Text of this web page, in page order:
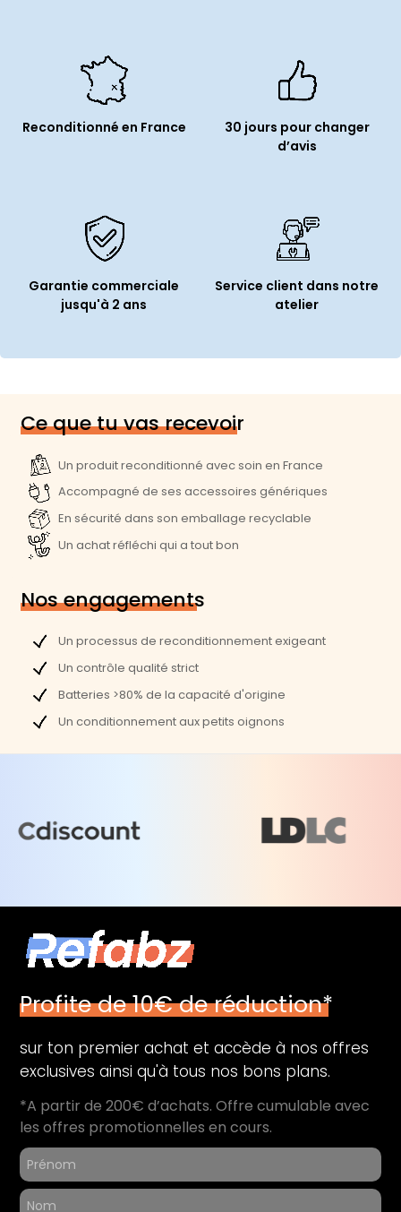
Entrée audio (microphone) :
Sortie audio (casque/ HP) :
USB 2.0 : 2
DisplayPort : 2
Ethernet (RJ45) :
Informations générales
Cable d'alimentation
Spécificités techniques
Usages :
Gaming
Couleur : Noir
Année de lancement : 2018
Format PC fixe : SFF
Connectivité
Wi-Fi :
Non
Webcam : Non
Largeur : 38,1 cm
Reconditionné en France
30 jours pour changer
d’avis
Garantie commerciale
jusqu'à 2 ans
Service client dans notre
atelier
Ce que tu vas recevoir
Un produit reconditionné avec soin en France
Accompagné de ses accessoires génériques
En sécurité dans son emballage recyclable
Un achat réfléchi qui a tout bon
Nos engagements
Un processus de reconditionnement exigeant
Un contrôle qualité strict
Batteries >80% de la capacité d'origine
Un conditionnement aux petits oignons
Profite de 10€ de réduction*
sur ton premier achat et accède à nos offres
exclusives ainsi qu'à tous nos bons plans.
*A partir de 200€ d’achats. Offre cumulable avec
les offres promotionnelles en cours.